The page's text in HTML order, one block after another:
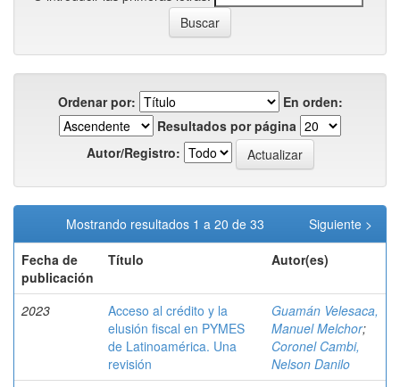
Ordenar por:
En orden:
Resultados por página
Autor/Registro:
Mostrando resultados 1 a 20 de 33
Siguiente >
Fecha de
publicación
Título Autor(es)
2023
Acceso al crédito y la
elusión fiscal en PYMES
de Latinoamérica. Una
revisión
Guamán Velesaca,
Manuel Melchor;
Coronel Cambi,
Nelson Danilo